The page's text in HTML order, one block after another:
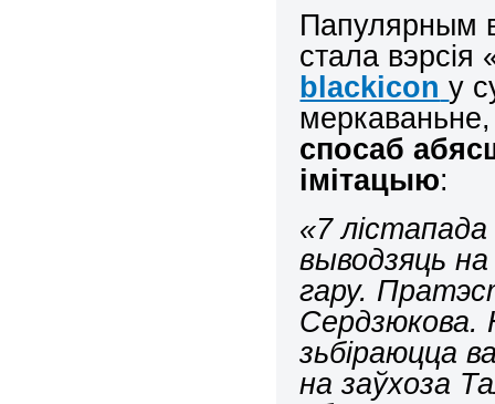
Папулярным
стала вэрсія
blackicon у
спосаб
імітацыю:
«7
выводзяць
гару.
Сердзюкова.
зьбіраюцца
на заўхоза